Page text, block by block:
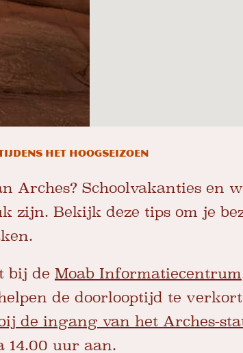
het hoogseizoen
Arches? Schoolvakanties en
zijn. Bekijk deze tips om je
bij de Moab Informatiecentrum
de doorlooptijd te
de ingang van het Arches-
14.00 uur aan.